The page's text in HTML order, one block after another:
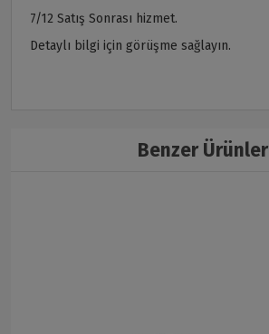
7/12 Satış Sonrası hizmet.
Detaylı bilgi için görüşme sağlayın.
Benzer Ürünler